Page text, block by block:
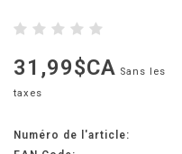
31,99$CA Sans les
taxes
Numéro de l'article: